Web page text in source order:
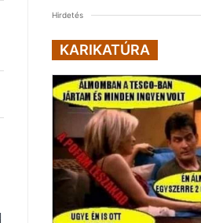
Hirdetés
KARIKATÚRA